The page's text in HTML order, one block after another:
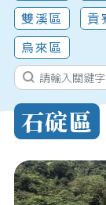
雙溪區
貢
烏來區
石碇區